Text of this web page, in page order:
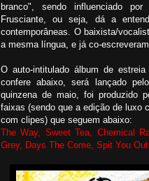
branco", sendo influenciado
Frusciante, ou seja, dá a
contemporâneas. O baixista/
a mesma língua, e já co-
O auto-intitulado álbum de
confere abaixo, será lançado
quinzena de maio, foi produzido
faixas (sendo que a edição de luxo
com clipes) que seguem abaixo:
The Way, Sweet Tea, Chemical
Grey, Days The Come, Spit You